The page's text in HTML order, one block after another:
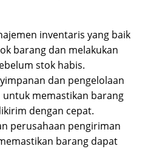
inventaris yang baik
barang dan melakukan
stok habis.
dan pengelolaan
untuk memastikan barang
dengan cepat.
perusahaan pengiriman
barang dapat